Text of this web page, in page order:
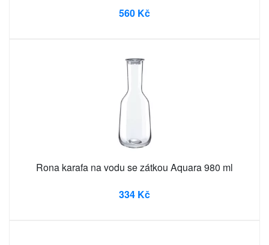
560 Kč
Rona karafa na vodu se zátkou Aquara 980 ml
334 Kč